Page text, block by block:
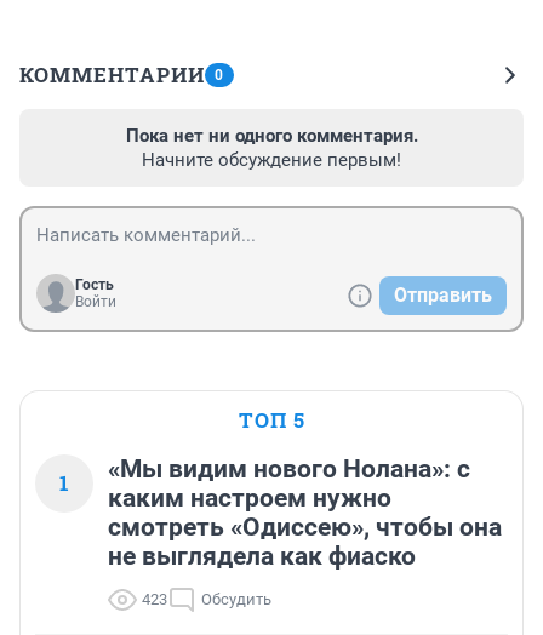
КОММЕНТАРИИ 0
Пока нет ни одного комментария.
Начните обсуждение первым!
Гость
Войти
Отправить
ТОП 5
1
«Мы видим нового Нолана»: с
каким настроем нужно
смотреть «Одиссею», чтобы она
не выглядела как фиаско
423 Обсудить